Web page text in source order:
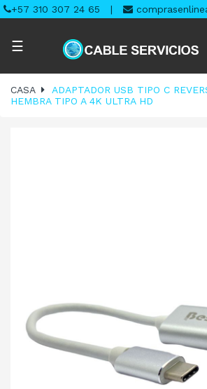
+57 310 307 24 65 |
Navegación
palanca
☰
CASA
ADAPTADOR USB TIPO C
HEMBRA TIPO A 4K ULTRA HD